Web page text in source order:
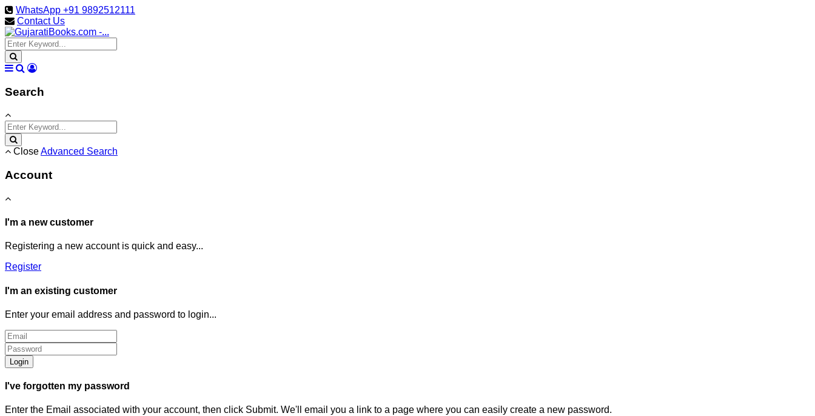
WhatsApp +91 9892512111
Contact Us
Search
CloseAdvanced Search
Account
I'm a new customer
Registering a new account is quick and easy...
Register
I'm an existing customer
Enter your email address and password to login...
Login
I've forgotten my password
Enter the Email associated with your account, then click Submit. We'll email you a link to a page where you can easily create a new password.